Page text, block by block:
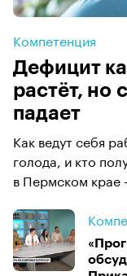
Компетенция
Дефицит
растёт, но
падает
Как ведут себя
голода, и кто
в Пермском крае